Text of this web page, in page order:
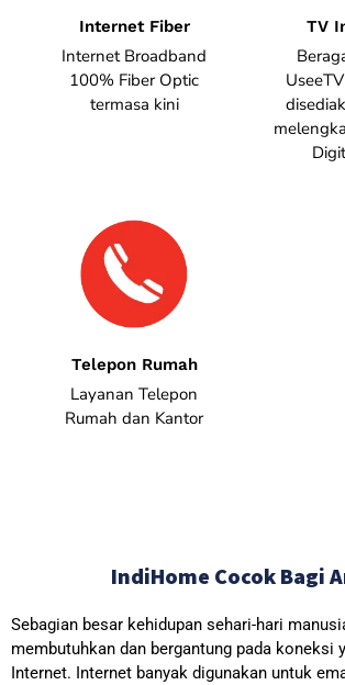
Internet Fiber
Internet Broadband
100% Fiber Optic
termasa kini
TV
Telepon Rumah
Layanan Telepon
Rumah dan Kantor
IndiHome Cocok Bagi
Sebagian besar kehidupan sehari-hari
membutuhkan dan bergantung pada koneksi
Internet. Internet banyak digunakan untuk